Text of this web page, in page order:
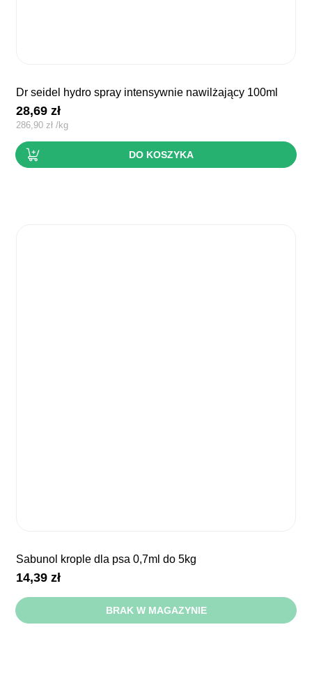
dr seidel hydro spray intensywnie nawilżający 100ml
28,69zł
286,90 zł /kg
DO KOSZYKA
sabunol krople dla psa 0,7ml do 5kg
14,39zł
BRAK W MAGAZYNIE